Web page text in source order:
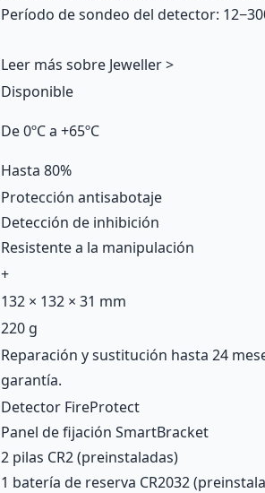
Período de sondeo del detector:
Leer más sobre Jeweller >
Disponible
De 0ºС a +65ºС
Hasta 80%
Protección antisabotaje
Detección de inhibición
Resistente a la manipulación
+
132 × 132 × 31 mm
220 g
Reparación y sustitución hasta 24
garantía.
Detector FireProtect
Panel de fijación SmartBracket
2 pilas CR2 (preinstaladas)
1 batería de reserva CR2032